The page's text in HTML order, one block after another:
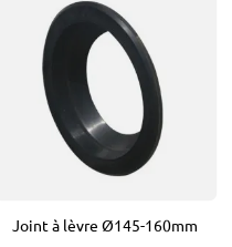
Joint à lèvre Ø145-160mm